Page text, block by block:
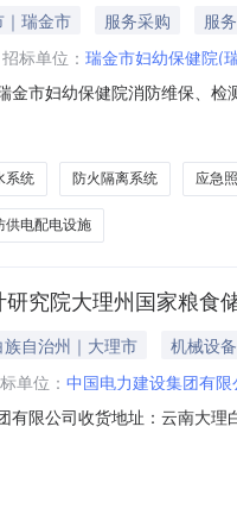
瑞金市 服务采购
服务
招标单位： 瑞金市妇幼保健院(
金市妇幼保健院消防维保、
修和保养服务核心参数要求
系统 防火隔离系统 应急
供电配电设施
究院大理州国家粮
自治州｜大理市
机械设备
单位： 中国电力建设集团有限
有限公司收货地址：云南大
码物料名称品牌型号采购量